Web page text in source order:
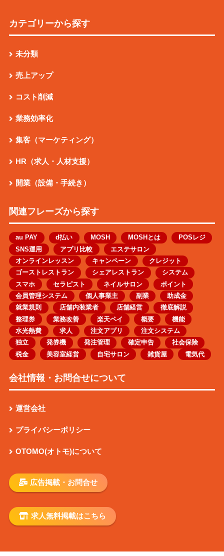
カテゴリーから探す
未分類
売上アップ
コスト削減
業務効率化
集客（マーケティング）
HR（求人・人材支援）
開業（設備・手続き）
関連フレーズから探す
au PAY d払い MOSH MOSHとは
POSレジ
SNS運用
アプリ比較
エステサロン
オンラインレッスン
キャンペーン
クレジット
ゴーストレストラン
シェアレストラン
システム
スマホ
セラピスト ネイルサロン
ポイント
会員管理システム
個人事業主 副業
助成金
就業規則
店舗内装業者 店舗経営
徹底解説
整理券
業務改善 楽天ペイ 概要
機能
水光熱費
求人 注文アプリ
注文システム
独立
発券機 発注管理 確定申告
社会保険
税金
美容室経営 自宅サロン 雑貨屋 電気代
会社情報・お問合せについて
運営会社
プライバシーポリシー
OTOMO(オトモ)について
広告掲載・お問合せ
求人無料掲載はこちら